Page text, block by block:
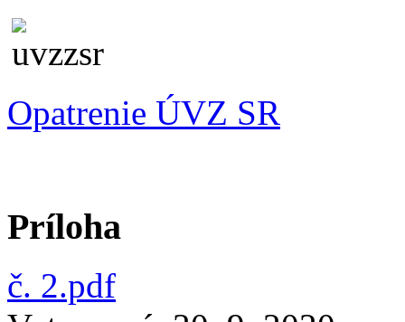
Opatrenie ÚVZ SR
Príloha
č. 2.pdf